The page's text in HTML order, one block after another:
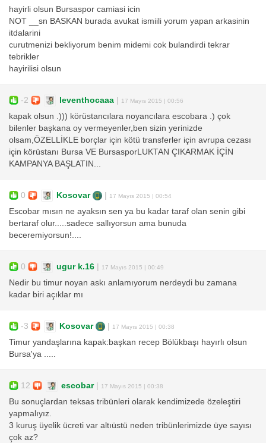
hayirli olsun Bursaspor camiasi icin
NOT __sn BASKAN burada avukat ismiili yorum yapan arkasinin
itdalarini
curutmenizi bekliyorum benim midemi cok bulandirdi tekrar
tebrikler
hayirilisi olsun
-2 leventhocaaa 17 Mayıs 2015 | 00:56
kapak olsun .))) körüstancılara noyancılara escobara .) çok
bilenler başkana oy vermeyenler,ben sizin yerinizde
olsam,ÖZELLİKLE borçlar için kötü transferler için avrupa cezası
için körüstanı Bursa VE BursasporLUKTAN ÇIKARMAK İÇİN
KAMPANYA BAŞLATIN...
0 Kosovar 17 Mayıs 2015 | 00:54
Escobar mısın ne ayaksın sen ya bu kadar taraf olan senin gibi
bertaraf olur.....sadece sallıyorsun ama bunuda
beceremiyorsun!....
0 ugur k.16 17 Mayıs 2015 | 00:49
Nedir bu timur noyan askı anlamıyorum nerdeydi bu zamana
kadar biri açıklar mı
-3 Kosovar 17 Mayıs 2015 | 00:38
Timur yandaşlarına kapak:başkan recep Bölükbaşı hayırlı olsun
Bursa'ya .....
12 escobar| 17 Mayıs 2015 | 00:38
Bu sonuçlardan teksas tribünleri olarak kendimizede özeleştiri
yapmalıyız.
3 kuruş üyelik ücreti var altıüstü neden tribünlerimizde üye sayısı
çok az?